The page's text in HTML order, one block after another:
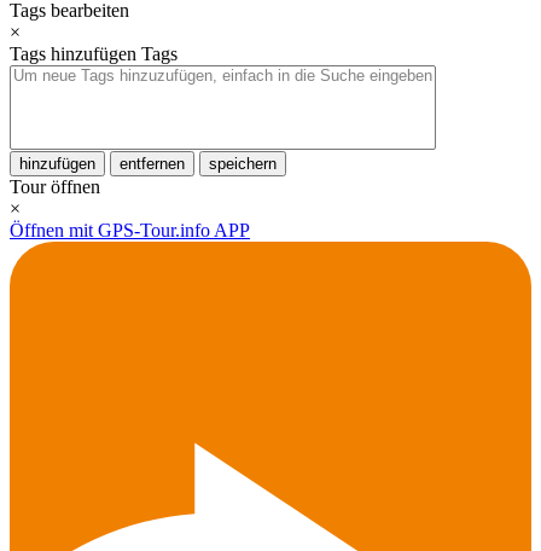
Tags bearbeiten
×
Tags hinzufügen Tags
hinzufügen entfernen speichern
Tour öffnen
×
Öffnen mit GPS-Tour.info APP